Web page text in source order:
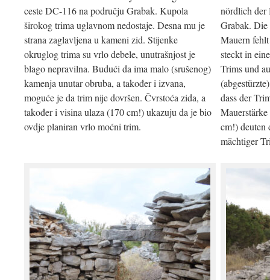
ceste DC-116 na području Grabak. Kupola
širokog trima uglavnom nedostaje. Desna mu je
strana zaglavljena u kameni zid. Stijenke
okruglog trima su vrlo debele, unutrašnjost je
blago nepravilna. Budući da ima malo (srušenog)
kamenja unutar obruba, a također i izvana,
moguće je da trim nije dovršen. Čvrstoća zida, a
također i visina ulaza (170 cm!) ukazuju da je bio
ovdje planiran vrlo moćni trim.
nördlich der
Grabak.
Mauern
steckt in
Trims und
dass der
cm!) deuten
mächtiger